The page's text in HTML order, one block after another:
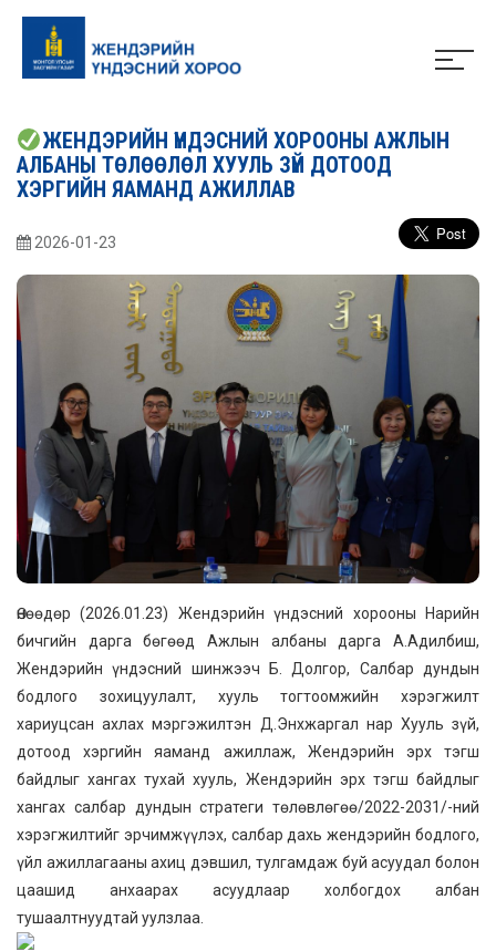
ЖЕНДЭРИЙН ҮНДЭСНИЙ ХОРООНЫ АЖЛЫН
АЛБАНЫ ТӨЛӨӨЛӨЛ ХУУЛЬ ЗҮЙ ДОТООД
ХЭРГИЙН ЯАМАНД АЖИЛЛАВ
2026-01-23
Өнөөдөр (2026.01.23) Жендэрийн үндэсний хорооны Нарийн
бичгийн дарга бөгөөд Ажлын албаны дарга А.Адилбиш,
Жендэрийн үндэсний шинжээч Б. Долгор, Салбар дундын
бодлого зохицуулалт, хууль тогтоомжийн хэрэгжилт
хариуцсан ахлах мэргэжилтэн Д.Энхжаргал нар Хууль зүй,
дотоод хэргийн яаманд ажиллаж, Жендэрийн эрх тэгш
байдлыг хангах тухай хууль, Жендэрийн эрх тэгш байдлыг
хангах салбар дундын стратеги төлөвлөгөө/2022-2031/-ний
хэрэгжилтийг эрчимжүүлэх, салбар дахь жендэрийн бодлого,
үйл ажиллагааны ахиц дэвшил, тулгамдаж буй асуудал болон
цаашид анхаарах асуудлаар холбогдох албан
тушаалтнуудтай уулзлаа.